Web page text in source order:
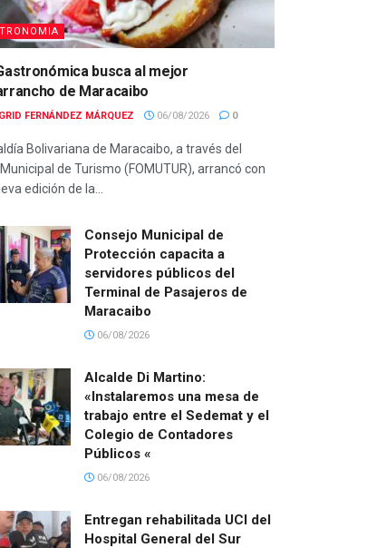
busca al mejor
de Maracaibo
FERNÁNDEZ MÁRQUEZ 06/08/2026 0
Bolivariana de Maracaibo, a través del
de Turismo (FOMUTUR), arrancó con
edición de la...
Consejo Municipal de
Protección capacita a
servidores públicos del
Terminal de Pasajeros de
Maracaibo
06/08/2026
Alcalde Di Martino:
«Instalaremos una mesa de
trabajo entre el Sedemat y el
Colegio de Contadores
Públicos «
06/08/2026
Entregan rehabilitada UCI del
Hospital General del Sur